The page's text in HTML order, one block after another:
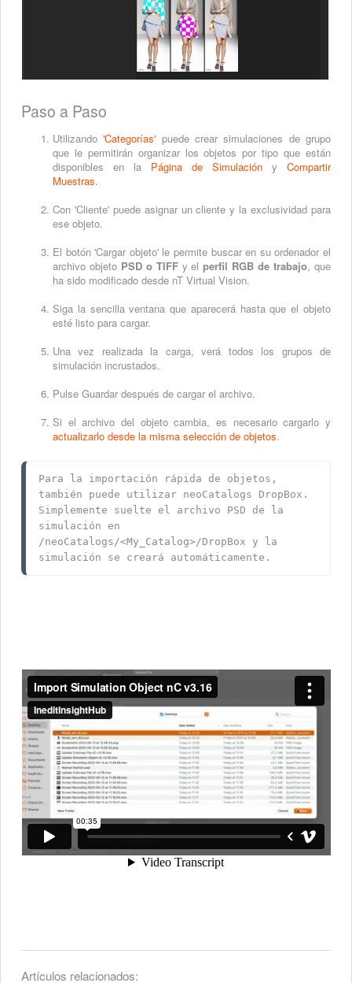
Paso a Paso
Utilizando'Categorías' puede crear simulaciones de grupo
que le permitirán organizar los objetos por tipo que están
disponibles en la Página de Simulación y Compartir
Muestras.
Con 'Cliente' puede asignar un cliente y la exclusividad para
ese objeto.
El botón 'Cargar objeto' le permite buscar en su ordenador el
archivo objeto PSD o TIFFy elperfil RGB de trabajo, que
ha sido modificado desde nT Virtual Vision.
Siga la sencilla ventana que aparecerá hasta que el objeto
esté listo para cargar.
Una vez realizada la carga, verá todos los grupos de
simulación incrustados.
Pulse Guardar después de cargar el archivo.
Si el archivo del objeto cambia, es necesario cargarlo y
actualizarlo desde la misma selección de objetos.
Para la importación rápida de objetos,
también puede utilizar neoCatalogs DropBox.
Simplemente suelte el archivo PSD de la
/neoCatalogs/<My_Catalog>/DropBox y la
simulación se creará automáticamente.
Artículos relacionados: